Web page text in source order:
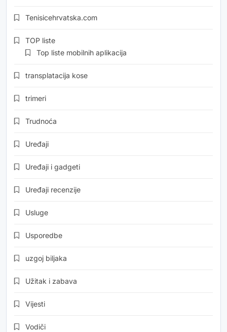
Tenisicehrvatska.com
TOP liste
Top liste mobilnih aplikacija
transplatacija kose
trimeri
Trudnoća
Uređaji
Uređaji i gadgeti
Uređaji recenzije
Usluge
Usporedbe
uzgoj biljaka
Užitak i zabava
Vijesti
Vodiči